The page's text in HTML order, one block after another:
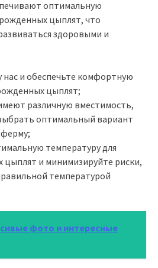
оптимальную
цыплят, что
здоровыми и
нас и обеспечьте комфортную
цыплят;
различную вместимость,
оптимальный вариант
температуру для
и минимизируйте риски,
температурой
фото и интересные